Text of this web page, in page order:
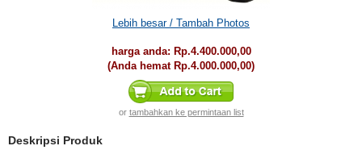
Lebih besar / Tambah Photos
harga anda: Rp.4.400.000,00
(Anda hemat Rp.4.000.000,00)
or tambahkan ke permintaan list
Deskripsi Produk